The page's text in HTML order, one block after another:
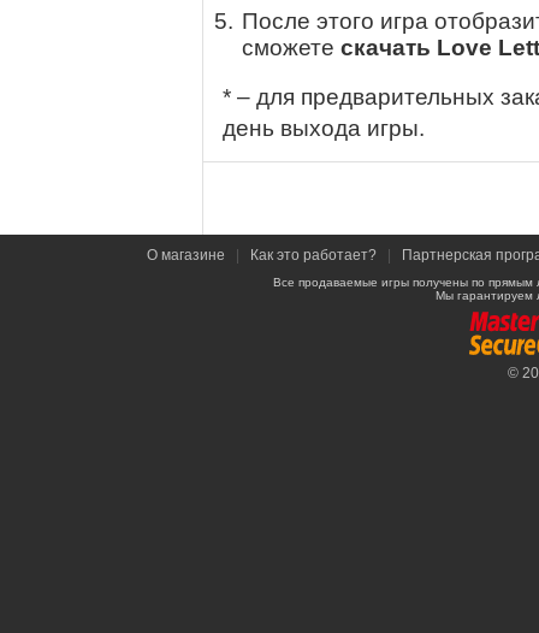
После этого игра
сможете скачать Love
* – для предварительных
день выхода игры.
О магазине Как это работает? Партнерская
Все продаваемые игры получены по
Мы гарантируем
©